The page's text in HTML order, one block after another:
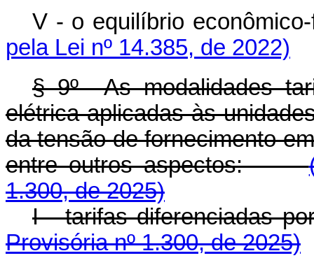
V - o equilíbrio
pela Lei nº 14.385, de 2022)
§ 9º As modalidades
elétrica aplicadas às
da tensão de fornecimento
entre outros aspectos:
1.300, de 2025)
I - tarifas
Provisória nº 1.300, de 2025)